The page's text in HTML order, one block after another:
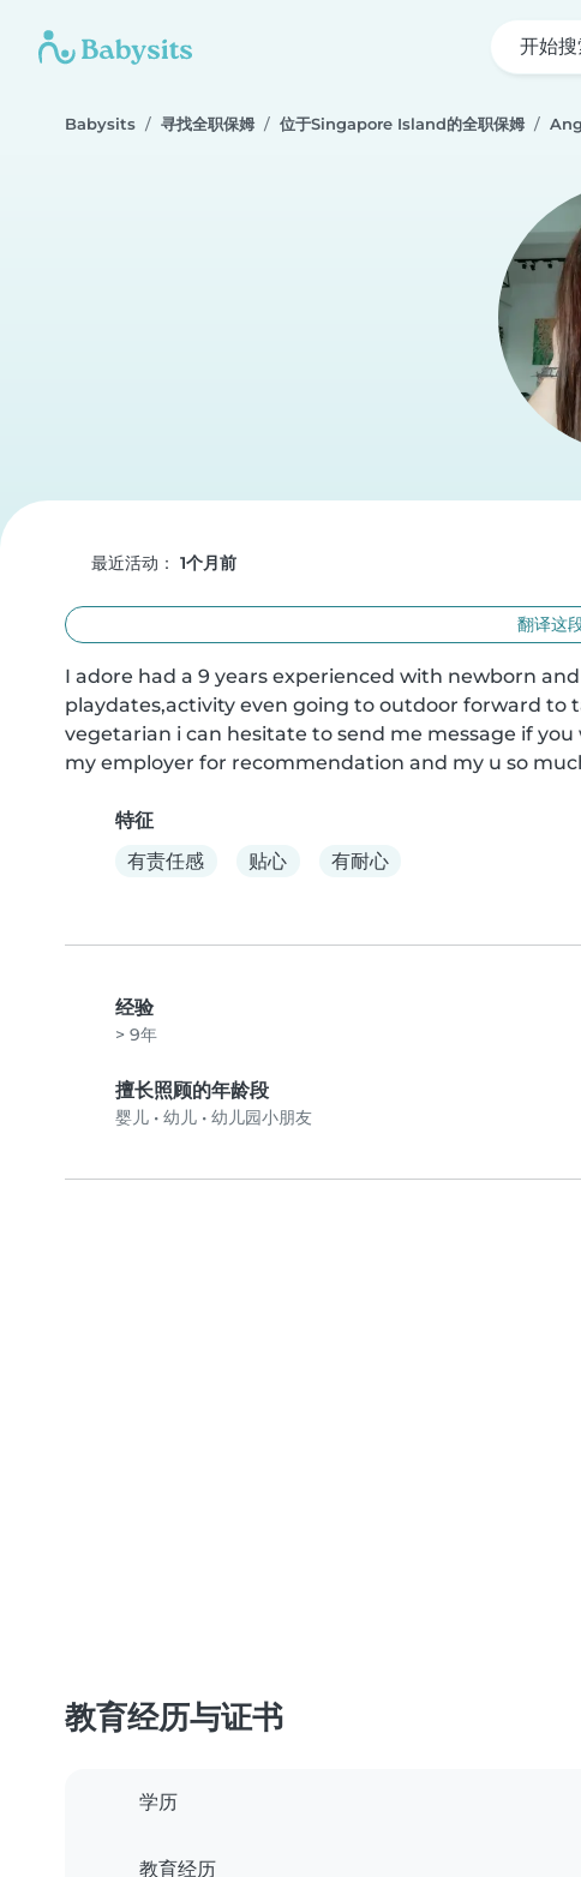
开始搜
Babysits 寻找全职保姆 位于Singapore Island的全职保姆
最近活动： 1个月前
翻译这
I adore had a 9 years experienced with newborn
playdates,activity even going to outdoor forward to
vegetarian i can hesitate to send me message if
my employer for recommendation and my u so
特征
有责任感
贴心 有耐心
经验
> 9年
擅长照顾的年龄段
婴儿 • 幼儿 • 幼儿园小朋友
教育经历与证书
学历
教育经历